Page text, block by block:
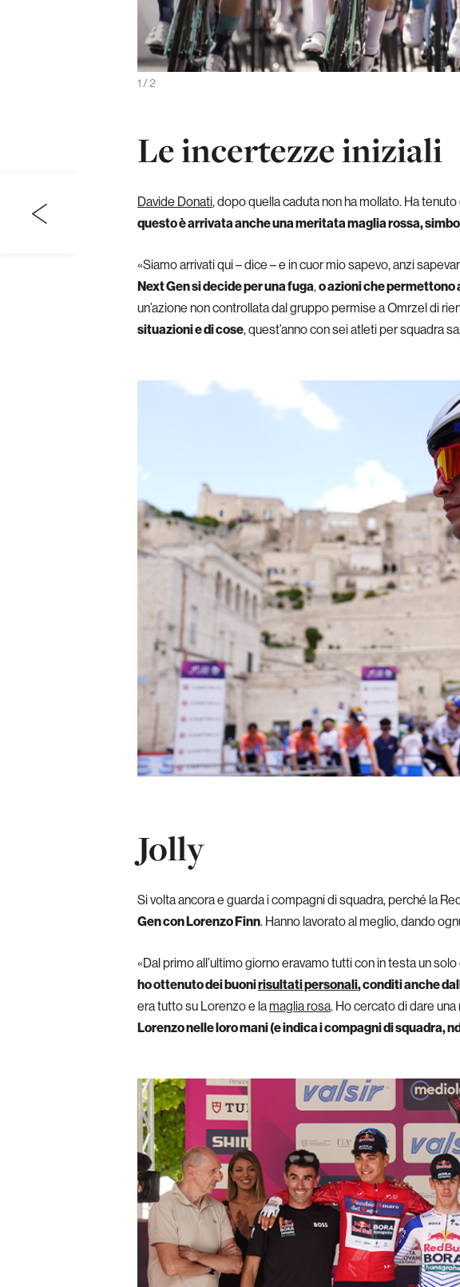
1/2
Le incertezze iniziali
Davide Donati, dopo quella caduta non ha mollato. Ha
questo è arrivata anche una meritata maglia rossa,
«Siamo arrivati qui – dice – e in cuor mio sapevo, anzi
Next Gen si decide per una fuga,o azioni che
un’azione non controllata dal gruppo permise a Omrzel di
situazioni e di cose, quest’anno con sei atleti per squadra
Jolly
Si volta ancora e guarda i compagni di squadra, perché la
Gen con Lorenzo Finn. Hanno lavorato al meglio, dando
«Dal primo all’ultimo giorno eravamo tutti con in testa un
ho ottenuto dei buonirisultati personali, conditi anche
era tutto su Lorenzo e lamaglia rosa. Ho cercato di dare
Lorenzo nelle loro mani (e indica i compagni di squadra,